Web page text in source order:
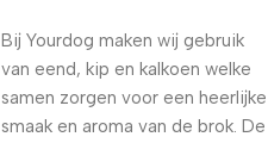
Bij Yourdog maken wij gebruik
van eend, kip en kalkoen welke
samen zorgen voor een heerlijke
smaak en aroma van de brok. De